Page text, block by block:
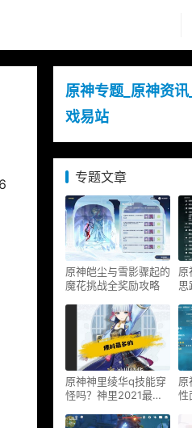
原神专题_原神资
戏易站
专题文章
原神皑尘与雪影骤起的
魔花挑战全奖励攻略
原
思
原神神里绫华q技能穿
怪吗？神里2021最新
原
性